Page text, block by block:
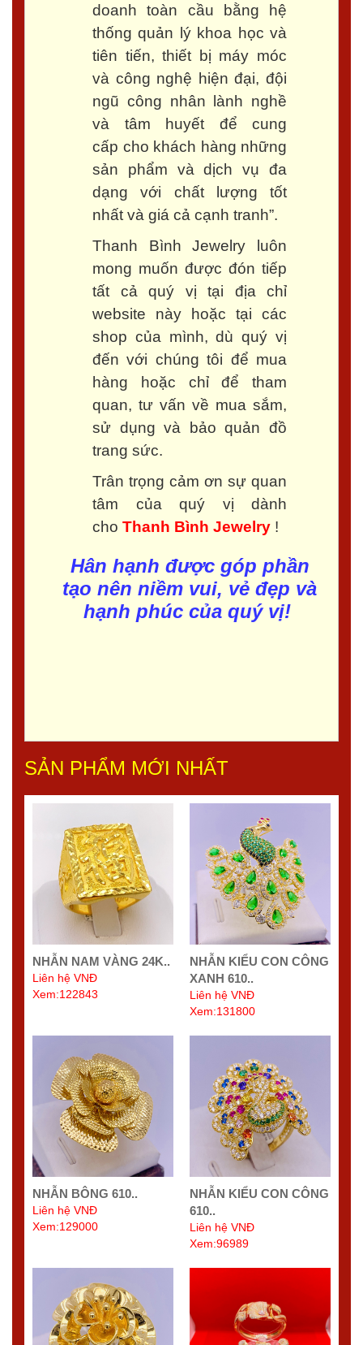
doanh toàn cầu bằng hệ
thống quản lý khoa học và
tiên tiến, thiết bị máy móc
và công nghệ hiện đại, đội
ngũ công nhân lành nghề
và tâm huyết để cung
cấp cho khách hàng những
sản phẩm và dịch vụ đa
dạng với chất lượng tốt
nhất và giá cả cạnh tranh”.
Thanh Bình Jewelry luôn
mong muốn được đón tiếp
tất cả quý vị tại địa chỉ
website này hoặc tại các
shop của mình, dù quý vị
đến với chúng tôi để mua
hàng hoặc chỉ để tham
quan, tư vấn về mua sắm,
sử dụng và bảo quản đồ
trang sức.
Trân trọng cảm ơn sự quan
tâm của quý vị dành
cho Thanh Bình Jewelry !
Hân hạnh được góp phần
tạo nên niềm vui, vẻ đẹp và
hạnh phúc của quý vị!
SẢN PHẨM MỚI NHẤT
NHẪN NAM VÀNG 24K..
Liên hệ VNĐ
Xem:122843
NHẪN KIỂU CON CÔNG
XANH 610..
Liên hệ VNĐ
Xem:131800
NHẪN BÔNG 610..
Liên hệ VNĐ
Xem:129000
NHẪN KIỂU CON CÔNG
610..
Liên hệ VNĐ
Xem:96989